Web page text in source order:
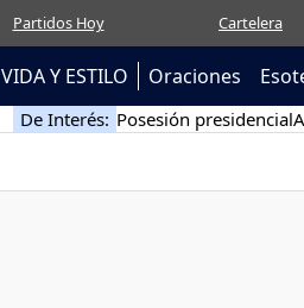
Partidos Hoy Cartelera
VIDA Y ESTILO Oraciones
De Interés: Posesión presidencial